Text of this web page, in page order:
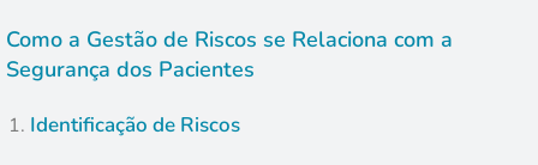
Como a Gestão de Riscos se Relaciona com a
Segurança dos Pacientes
Identificação de Riscos